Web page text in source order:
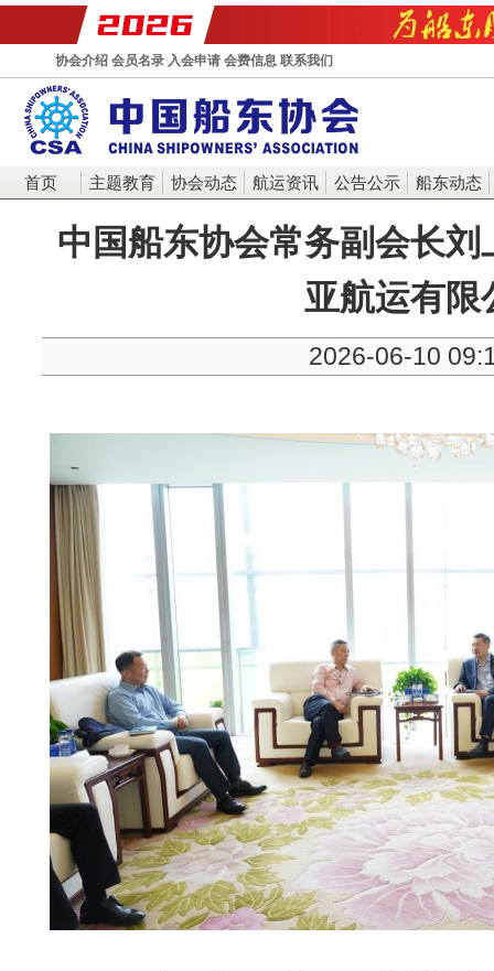
协会介绍 会员名录 入会申请 会费信息 联系我们
首页 主题教育 协会动态 航运资讯 公告公示 船东动态
中国船东协会常务副会长
亚航运有限
2026-06-10